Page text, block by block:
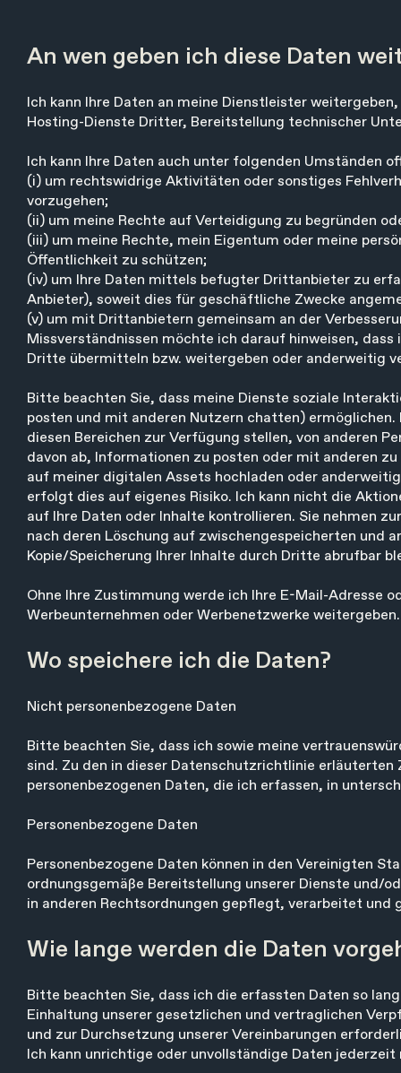
An wen geben ich diese Daten
Ich kann Ihre Daten an meine Dienstleister
Hosting-Dienste Dritter, Bereitstellung technischer
Ich kann Ihre Daten auch unter folgenden Umständen
(i) um rechtswidrige Aktivitäten oder sonstiges
vorzugehen;
(ii) um meine Rechte auf Verteidigung zu begründen
(iii) um meine Rechte, mein Eigentum oder meine
Öffentlichkeit zu schützen;
(iv) um Ihre Daten mittels befugter Drittanbieter zu
Anbieter), soweit dies für geschäftliche Zwecke
(v) um mit Drittanbietern gemeinsam an der
Missverständnissen möchte ich darauf hinweisen,
Dritte übermitteln bzw. weitergeben oder anderweitig
Bitte beachten Sie, dass meine Dienste soziale
posten und mit anderen Nutzern chatten)
diesen Bereichen zur Verfügung stellen, von anderen
davon ab, Informationen zu posten oder mit anderen
auf meiner digitalen Assets hochladen oder
erfolgt dies auf eigenes Risiko. Ich kann nicht die
auf Ihre Daten oder Inhalte kontrollieren. Sie nehmen
nach deren Löschung auf zwischengespeicherten und
Kopie/Speicherung Ihrer Inhalte durch Dritte abrufbar
Ohne Ihre Zustimmung werde ich Ihre E-Mail-Adresse
Werbeunternehmen oder Werbenetzwerke weitergeben.
Wo speichere ich die Daten?
Nicht personenbezogene Daten
Bitte beachten Sie, dass ich sowie meine
sind. Zu den in dieser Datenschutzrichtlinie
personenbezogenen Daten, die ich erfassen, in
Personenbezogene Daten
Personenbezogene Daten können in den Vereinigten
ordnungsgemäße Bereitstellung unserer Dienste und/
in anderen Rechtsordnungen gepflegt, verarbeitet und
Wie lange werden die Daten
Bitte beachten Sie, dass ich die erfassten Daten so
Einhaltung unserer gesetzlichen und vertraglichen
und zur Durchsetzung unserer Vereinbarungen
Ich kann unrichtige oder unvollständige Daten